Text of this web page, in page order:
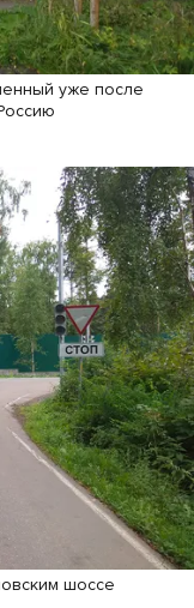
уже после
шоссе